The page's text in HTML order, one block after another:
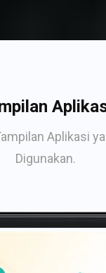
Aplikasi
Digunakan.